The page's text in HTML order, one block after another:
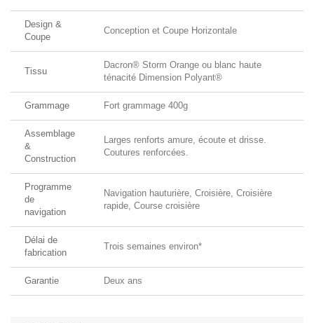
Design &
Coupe
Conception et Coupe Horizontale
Tissu
Dacron® Storm Orange ou blanc haute
ténacité Dimension Polyant®
Grammage Fort grammage 400g
Assemblage
&
Construction
Larges renforts amure, écoute et drisse.
Coutures renforcées.
Programme
de
navigation
Navigation hauturière, Croisière, Croisière
rapide, Course croisière
Délai de
fabrication
Trois semaines environ*
Garantie Deux ans